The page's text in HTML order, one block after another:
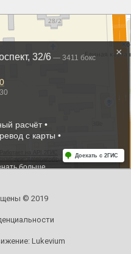
© 2019
Lukevium